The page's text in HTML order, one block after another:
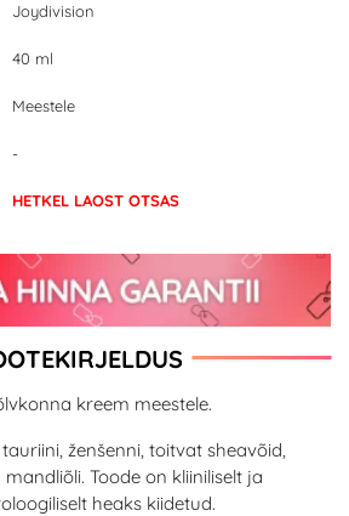
Joydivision
40 ml
Meestele
-
HETKEL LAOST OTSAS
kreem meestele.
ženšenni, toitvat sheavõid,
Toode on kliiniliselt ja
heaks kiidetud.